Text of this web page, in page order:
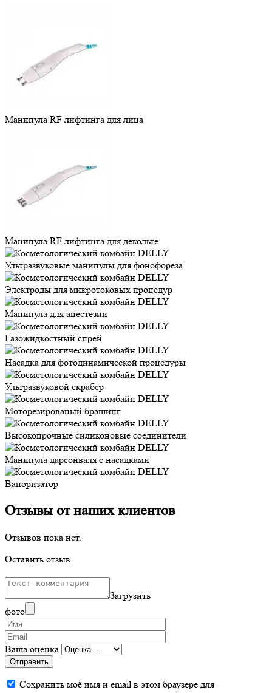
Манипула RF лифтинга для лица
Манипула RF лифтинга для декольте
Ультразвуковые манипулы для фонофореза
Электроды для микротоковых процедур
Манипула для анестезии
Газожидкостный спрей
Насадка для фотодинамической процедуры
Ультразвуковой скрабер
Моторезированый брашинг
Высокопрочные силиконовые соединители
Манипула дарсонваля с насадками
Вапоризатор
Отзывы от наших клиентов
Отзывов пока нет.
Оставить отзыв
Загрузить
фото
Ваша оценка
Отправить
Сохранить моё имя и email в этом браузере для